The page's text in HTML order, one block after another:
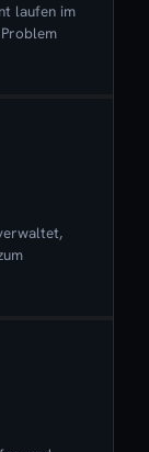
laufen im